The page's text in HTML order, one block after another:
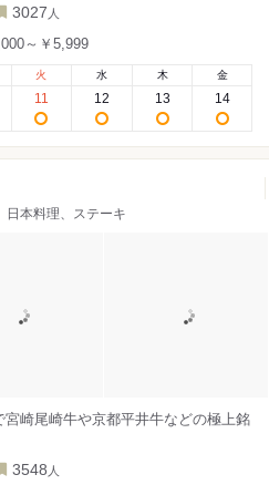
3027 人
～￥5,999
火
11
水
12
木
13
金
14
日本料理、ステーキ
崎尾崎牛や京都平井牛などの極上銘
3548 人